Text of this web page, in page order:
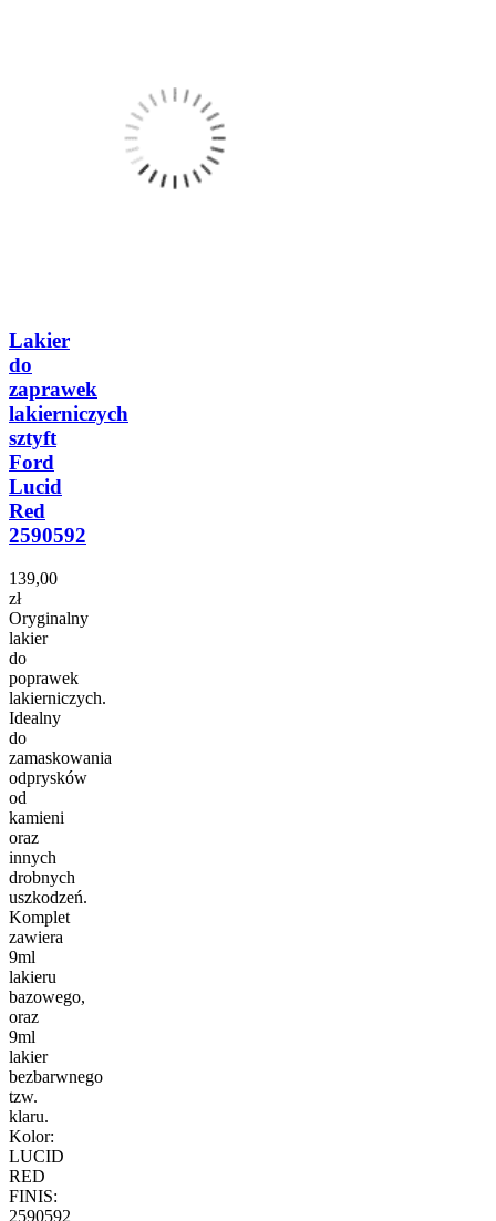
Lakier
do
zaprawek
lakierniczych
sztyft
Ford
Lucid
Red
2590592
139,00
zł
Oryginalny
lakier
do
poprawek
lakierniczych.
Idealny
do
zamaskowania
odprysków
od
kamieni
oraz
innych
drobnych
uszkodzeń.
Komplet
zawiera
9ml
lakieru
bazowego,
oraz
9ml
lakier
bezbarwnego
tzw.
klaru.
Kolor:
LUCID
RED
FINIS:
2590592